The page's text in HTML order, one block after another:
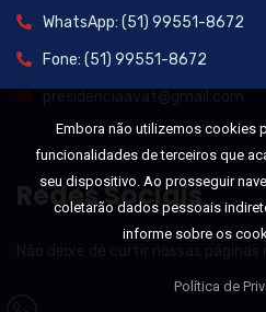
WhatsApp: (51) 99551-8672
Fone: (51) 99551-8672
Redes Sociais
Embora não utilizemos cookies
funcionalidades de terceiros que
seu dispositivo. Ao prosseguir
coletarão dados pessoais
informe sobre os
Política de